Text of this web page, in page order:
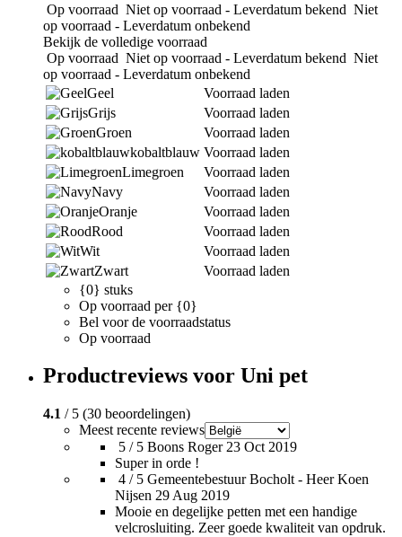
Op voorraad Niet op voorraad - Leverdatum bekend Niet
op voorraad - Leverdatum onbekend
Bekijk de volledige voorraad
Op voorraad Niet op voorraad - Leverdatum bekend Niet
op voorraad - Leverdatum onbekend
Geel
Voorraad laden
Grijs
Voorraad laden
Groen
Voorraad laden
kobaltblauw Voorraad laden
Limegroen
Voorraad laden
Navy
Voorraad laden
Oranje
Voorraad laden
Rood
Voorraad laden
Wit
Voorraad laden
Zwart
Voorraad laden
{0} stuks
Op voorraad per {0}
Bel voor de voorraadstatus
Op voorraad
Productreviews voor Uni pet
4.1 / 5 (30 beoordelingen)
Meest recente reviews
5 / 5 Boons Roger 23 Oct 2019
Super in orde !
4 / 5 Gemeentebestuur Bocholt - Heer Koen
Nijsen 29 Aug 2019
Mooie en degelijke petten met een handige
velcrosluiting. Zeer goede kwaliteit van opdruk.